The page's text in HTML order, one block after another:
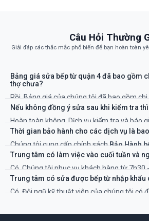
Câu Hỏi Thường
Giải đáp các thắc mắc phổ biến để bạn hoàn toàn
Bảng giá sửa bếp từ quận 4 đã bao gồm
thợ chưa?
Rồi. Bảng giá của chúng tôi đã bao gồm
và công của kỹ thuật viên. Sẽ không có chi
Nếu không đồng ý sửa sau khi kiểm tra
Hoàn toàn không. Dịch vụ kiểm tra và báo
KIM là miễn phí 100%. Bạn chỉ thanh toán
án và chi phí sửa chữa.
Thời gian bảo hành cho các dịch vụ là
Chúng tôi cung cấp chính sách Bảo Hành
quận 4 TP.HCMrõ ràng, từ 6 đến 12 tháng
mục sửa chữa và linh kiện thay thế. Thời
rõ trên phiếu bảo hành.
Trung tâm có làm việc vào cuối tuần và
Có. Chúng tôi phục vụ khách hàng từ 7h30
ngày trong tuần, kể cả Thứ 7, Chủ Nhật và
ứng nhu cầu cấp thiết của bạn.
Trung tâm có sửa được bếp từ nhập khẩu
Có. Đội ngũ kỹ thuật viên của chúng tôi có